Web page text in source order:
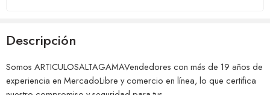
Descripción
Somos ARTICULOSALTAGAMAVendedores con más de 19 años de
experiencia en MercadoLibre y comercio en línea, lo que certifica